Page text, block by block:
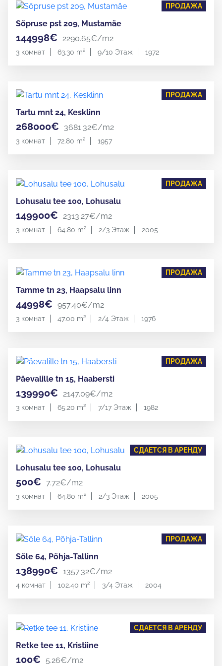
ПРОДАЖА
Sõpruse pst 209, Mustamäe
144998€ 2290.65€/m2
3 комнат 63.30 m² 9/10 Этаж 1972
ПРОДАЖА
Tartu mnt 24, Kesklinn
268000€ 3681.32€/m2
3 комнат 72.80 m² 1957
ПРОДАЖА
Lohusalu tee 100, Lohusalu
149900€ 2313.27€/m2
3 комнат 64.80 m² 2/3 Этаж 2005
ПРОДАЖА
Tamme tn 23, Haapsalu linn
44998€ 957.40€/m2
3 комнат 47.00 m² 2/4 Этаж 1976
ПРОДАЖА
Päevalille tn 15, Haabersti
139990€ 2147.09€/m2
3 комнат 65.20 m² 7/17 Этаж 1982
СДАЕТСЯ В АРЕНДУ
Lohusalu tee 100, Lohusalu
500€ 7.72€/m2
3 комнат 64.80 m² 2/3 Этаж 2005
ПРОДАЖА
Sõle 64, Põhja-Tallinn
138990€ 1357.32€/m2
4 комнат 102.40 m² 3/4 Этаж 2004
СДАЕТСЯ В АРЕНДУ
Retke tee 11, Kristiine
100€ 5.26€/m2